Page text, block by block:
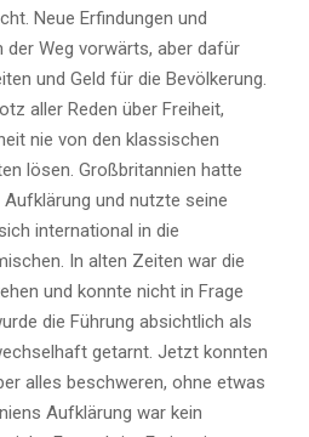
Neue Erfindungen und
Weg vorwärts, aber dafür
und Geld für die Bevölkerung.
aller Reden über Freiheit,
nie von den klassischen
lösen. Großbritannien hatte
und nutzte seine
international in die
In alten Zeiten war die
und konnte nicht in Frage
die Führung absichtlich als
getarnt. Jetzt konnten
alles beschweren, ohne etwas
Aufklärung war kein